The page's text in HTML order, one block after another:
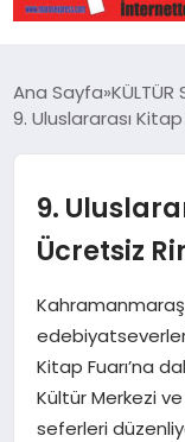
ANDIRIN
ÇAĞLAYANCERİT
BİZE ULAŞIN
GÖKSUN
Ana Sayfa KÜLTÜR
9. Uluslararası
9.
Ücretsiz
Kitap Fuarı’na
Kültür Merkezi
seferleri